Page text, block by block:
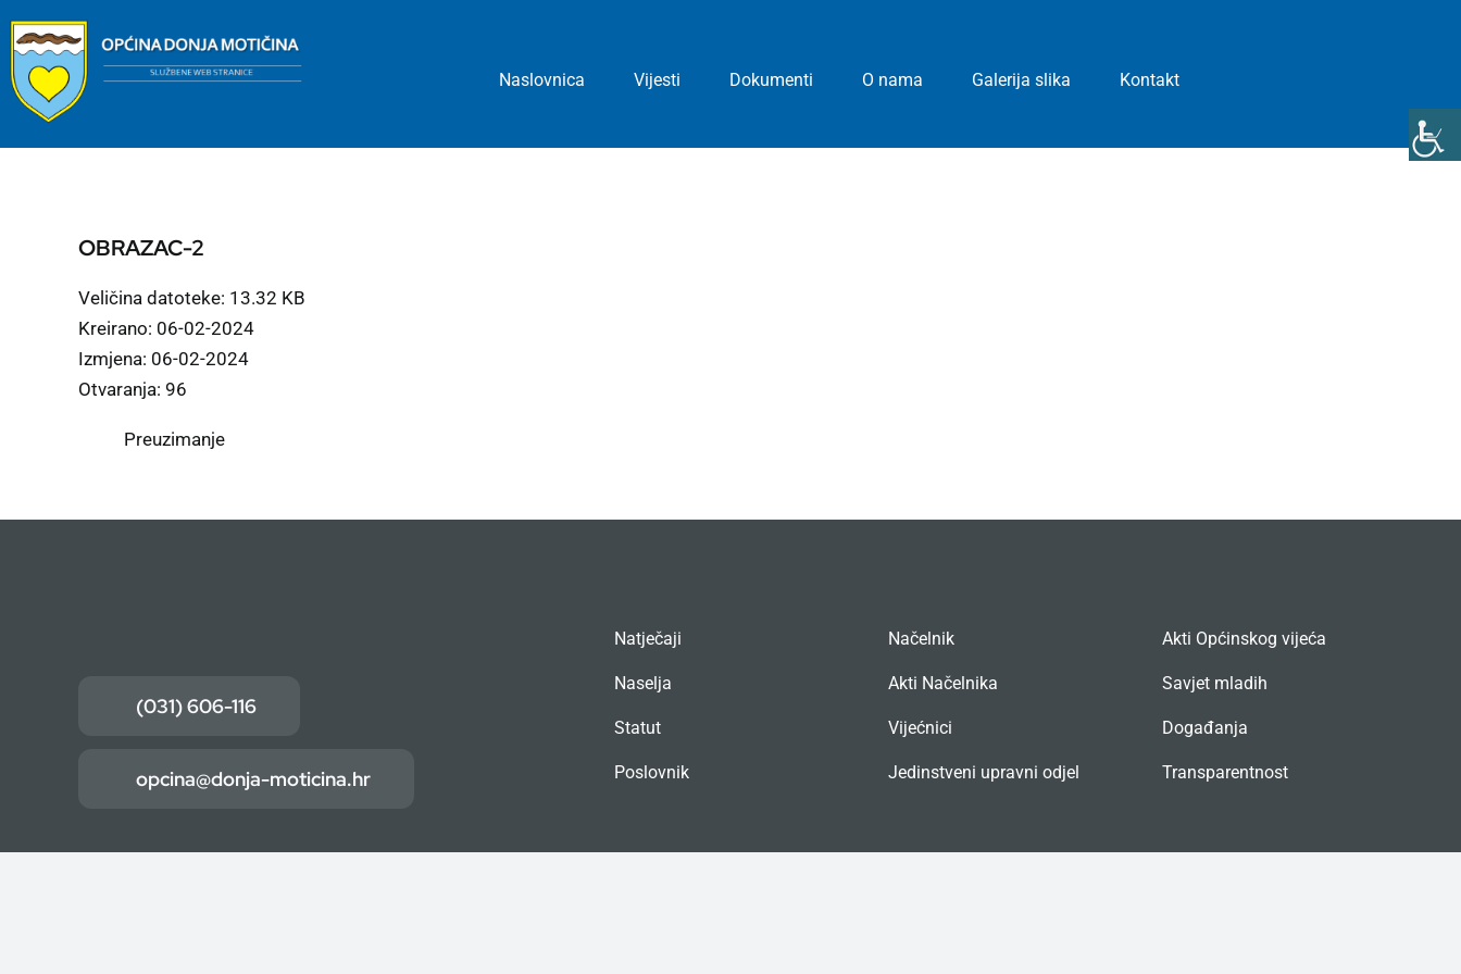
Skip
to
content
Naslovnica Vijesti Dokumenti O nama Galerija slika Kontakt
OBRAZAC-2
Veličina datoteke: 13.32 KB
Kreirano: 06-02-2024
Izmjena: 06-02-2024
Otvaranja: 96
Preuzimanje
(031) 606-116
opcina@donja-moticina.hr
Natječaji
Naselja
Statut
Poslovnik
Načelnik
Akti Načelnika
Vijećnici
Jedinstveni upravni odjel
Akti Općinskog vijeća
Savjet mladih
Događanja
Transparentnost